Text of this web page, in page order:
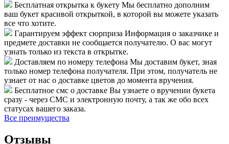
Бесплатная открытка к букету Мы бесплатно дополним
ваш букет красивой открыткой, в которой вы можете указать
все что хотите.
Гарантируем эффект сюрприза Информация о заказчике и
предмете доставки не сообщается получателю. О вас могут
узнать только из текста в открытке.
Доставляем по номеру телефона Мы доставим букет, зная
только номер телефона получателя. При этом, получатель не
узнает от нас о доставке цветов до момента вручения.
Бесплатное смс о доставке Вы узнаете о вручении букета
сразу - через СМС и электронную почту, а так же обо всех
статусах вашего заказа.
Все преимущества
Отзывы